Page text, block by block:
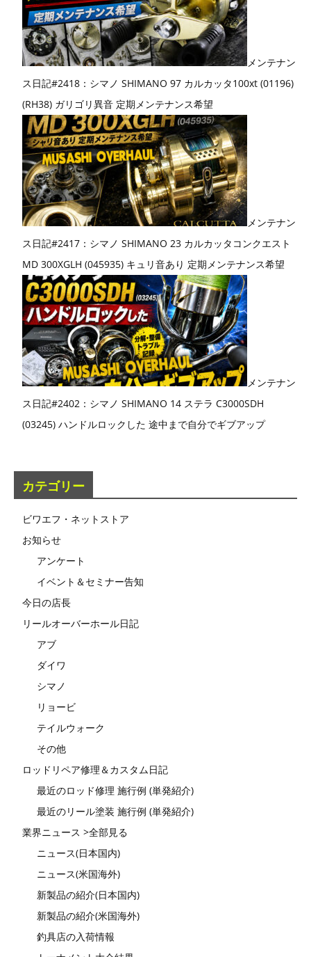
メンテナン
ス日記#2418：シマノ SHIMANO 97 カルカッタ100xt (01196)
(RH38) ガリゴリ異音 定期メンテナンス希望
メンテナン
ス日記#2417：シマノ SHIMANO 23 カルカッタコンクエスト
MD 300XGLH (045935) キュリ音あり 定期メンテナンス希望
メンテナン
ス日記#2402：シマノ SHIMANO 14 ステラ C3000SDH
(03245) ハンドルロックした 途中まで自分でギブアップ
カテゴリー
ビワエフ・ネットストア
お知らせ
アンケート
イベント＆セミナー告知
今日の店長
リールオーバーホール日記
アブ
ダイワ
シマノ
リョービ
テイルウォーク
その他
ロッドリペア修理＆カスタム日記
最近のロッド修理 施行例 (単発紹介)
最近のリール塗装 施行例 (単発紹介)
業界ニュース >全部見る
ニュース(日本国内)
ニュース(米国海外)
新製品の紹介(日本国内)
新製品の紹介(米国海外)
釣具店の入荷情報